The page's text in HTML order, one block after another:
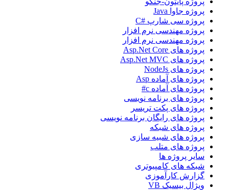
پروژه جاوا Java
پروژه سی شارپ #C
پروژه مهندسی نرم افزار
پروژه مهندسی نرم افزار
پروژه های Asp.Net Core
پروژه های Asp.Net MVC
پروژه های NodeJs
پروژه های آماده Asp
پروژه های آماده c#
پروژه های برنامه نویسی
پروژه های پکت تریسر
پروژه های رایگان برنامه نویسی
پروژه های شبکه
پروژه های شبیه سازی
پروژه های متلب
سایر پروژه ها
شبکه های کامپیوتری
گزارش کارآموزی
ویژال بیسیک VB